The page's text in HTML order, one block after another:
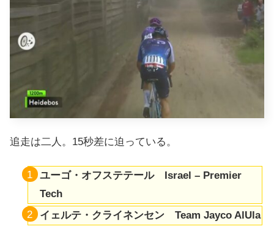
追走は二人。15秒差に迫っている。
ユーゴ・オフステテール Israel – Premier
Tech
イェルテ・クライネンセン Team Jayco AlUla